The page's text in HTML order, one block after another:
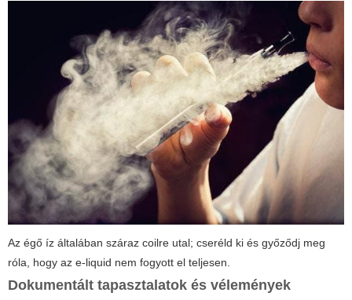
Az égő íz általában száraz coilre utal; cseréld ki és győződj meg
róla, hogy az e-liquid nem fogyott el teljesen.
Dokumentált tapasztalatok és vélemények